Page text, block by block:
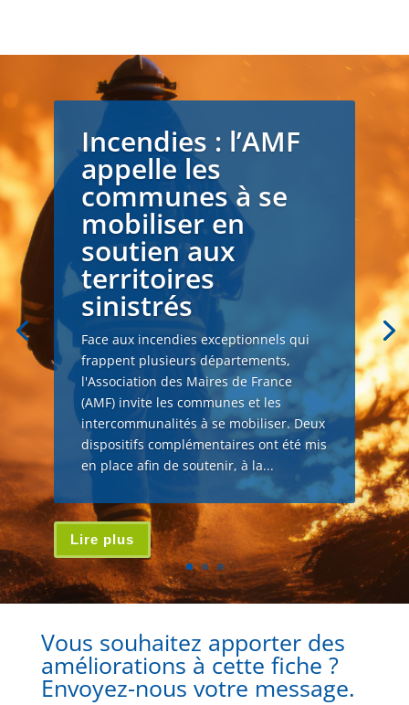
Incendies : l’AMF
appelle les
communes à se
mobiliser en
soutien aux
territoires
sinistrés
Face aux incendies exceptionnels qui
frappent plusieurs départements,
l'Association des Maires de France
(AMF) invite les communes et les
intercommunalités à se mobiliser. Deux
dispositifs complémentaires ont été mis
en place afin de soutenir, à la...
Lire plus
Vous souhaitez apporter des
améliorations à cette fiche ?
Envoyez-nous votre message.